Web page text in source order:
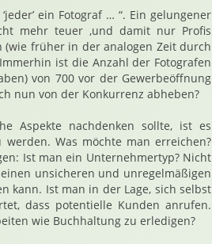
ein Fotograf … “. Ein gelungener
mehr teuer ,und damit nur Profis
früher in der analogen Zeit durch
ist die Anzahl der Fotografen
von 700 vor der Gewerbeöffnung
nun von der Konkurrenz abheben?
Aspekte nachdenken sollte, ist es
Was möchte man erreichen?
Ist man ein Unternehmertyp? Nicht
unsicheren und unregelmäßigen
kann. Ist man in der Lage, sich selbst
dass potentielle Kunden anrufen.
wie Buchhaltung zu erledigen?